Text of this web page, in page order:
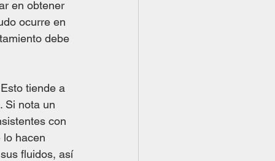
en obtener
ocurre en
debe
tiende a
Si nota un
con
lo hacen
fluidos, así